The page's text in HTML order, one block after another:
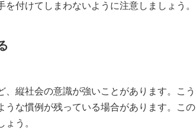
付けてしまわないように注意しましょう。
縦社会の意識が強いことがあります。こう
うな慣例が残っている場合があります。この
う。